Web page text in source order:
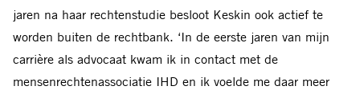
jaren na haar rechtenstudie besloot Keskin ook actief te
worden buiten de rechtbank. ‘In de eerste jaren van mijn
carrière als advocaat kwam ik in contact met de
mensenrechtenassociatie IHD en ik voelde me daar meer